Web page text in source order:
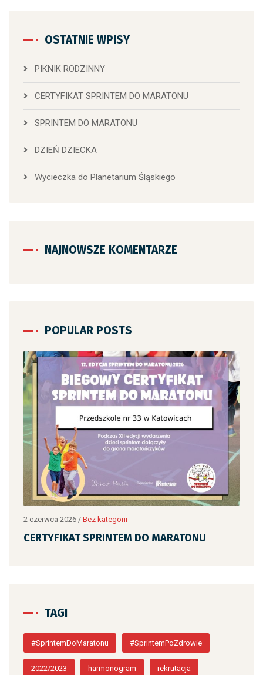
OSTATNIE WPISY
PIKNIK RODZINNY
CERTYFIKAT SPRINTEM DO MARATONU
SPRINTEM DO MARATONU
DZIEŃ DZIECKA
Wycieczka do Planetarium Śląskiego
NAJNOWSZE KOMENTARZE
POPULAR POSTS
2 czerwca 2026 / Bez kategorii
CERTYFIKAT SPRINTEM DO MARATONU
TAGI
#SprintemDoMaratonu #SprintemPoZdrowie
2022/2023 harmonogram rekrutacja